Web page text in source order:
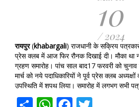
10
/ 2024
रायपुर(khabargali) राजधानी के सक्रिय
प्रेस क्लब में आज फिर रौनक दिखाई दी। मौका था
ग्रहण समारोह। पांच साल बाद17 फरवरी को
मार्च को नये पदाधिकारियों ने पूर्व प्रेस क्लब अध्यक्षों
उपस्थिति में शपथ लिया। समारोह में लगभग सभी